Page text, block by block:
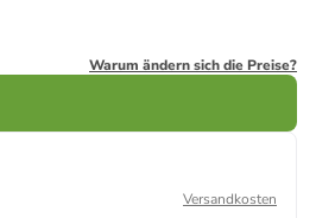
Warum ändern sich die Preise?
Versandkosten